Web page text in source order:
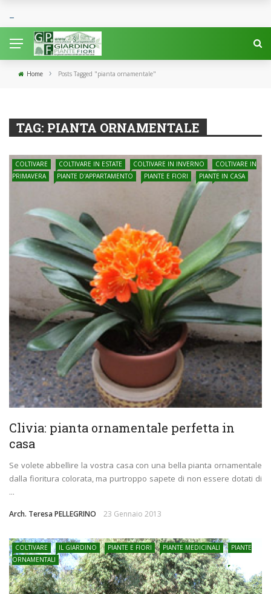
Home › Posts Tagged "pianta ornamentale"
TAG: PIANTA ORNAMENTALE
COLTIVARE COLTIVARE IN ESTATE COLTIVARE IN INVERNO
COLTIVARE IN
PRIMAVERA
PIANTE D'APPARTAMENTO PIANTE E FIORI PIANTE IN CASA
Clivia: pianta ornamentale perfetta in
casa
Se volete abbellire la vostra casa con una bella pianta ornamentale
dalla fioritura colorata, ma purtroppo sapete di non essere dotati di
...
Arch. Teresa PELLEGRINO 23 Gennaio 2013
COLTIVARE IL GIARDINO PIANTE E FIORI PIANTE MEDICINALI
PIANTE
ORNAMENTALI